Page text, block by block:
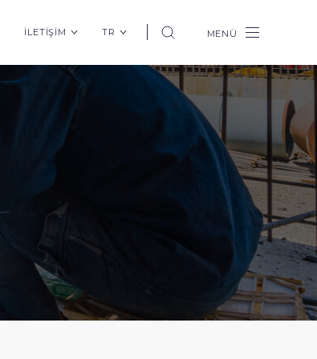
İLETİŞİM TR MENÜ